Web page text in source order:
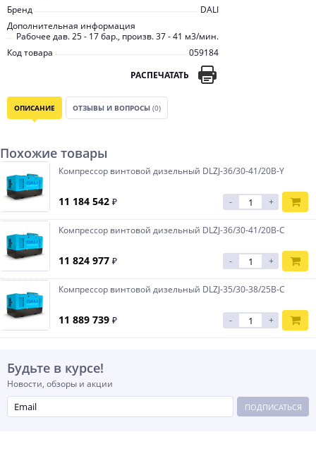
Бренд
DALI
Дополнительная информация
Рабочее дав. 25 - 17 бар., произв. 37 - 41 м3/мин.
Код товара
059184
РАСПЕЧАТАТЬ
ОПИСАНИЕ ОТЗЫВЫ И ВОПРОСЫ (0)
Похожие товары
Компрессор винтовой дизельный DLZJ-36/30-41/20B-Y
11 184 542 ₽ - +
Компрессор винтовой дизельный DLZJ-36/30-41/20B-C
11 824 977 ₽ - +
Компрессор винтовой дизельный DLZJ-35/30-38/25B-C
11 889 739 ₽ - +
Будьте в курсе!
Новости, обзоры и акции
ПОДПИСАТЬСЯ